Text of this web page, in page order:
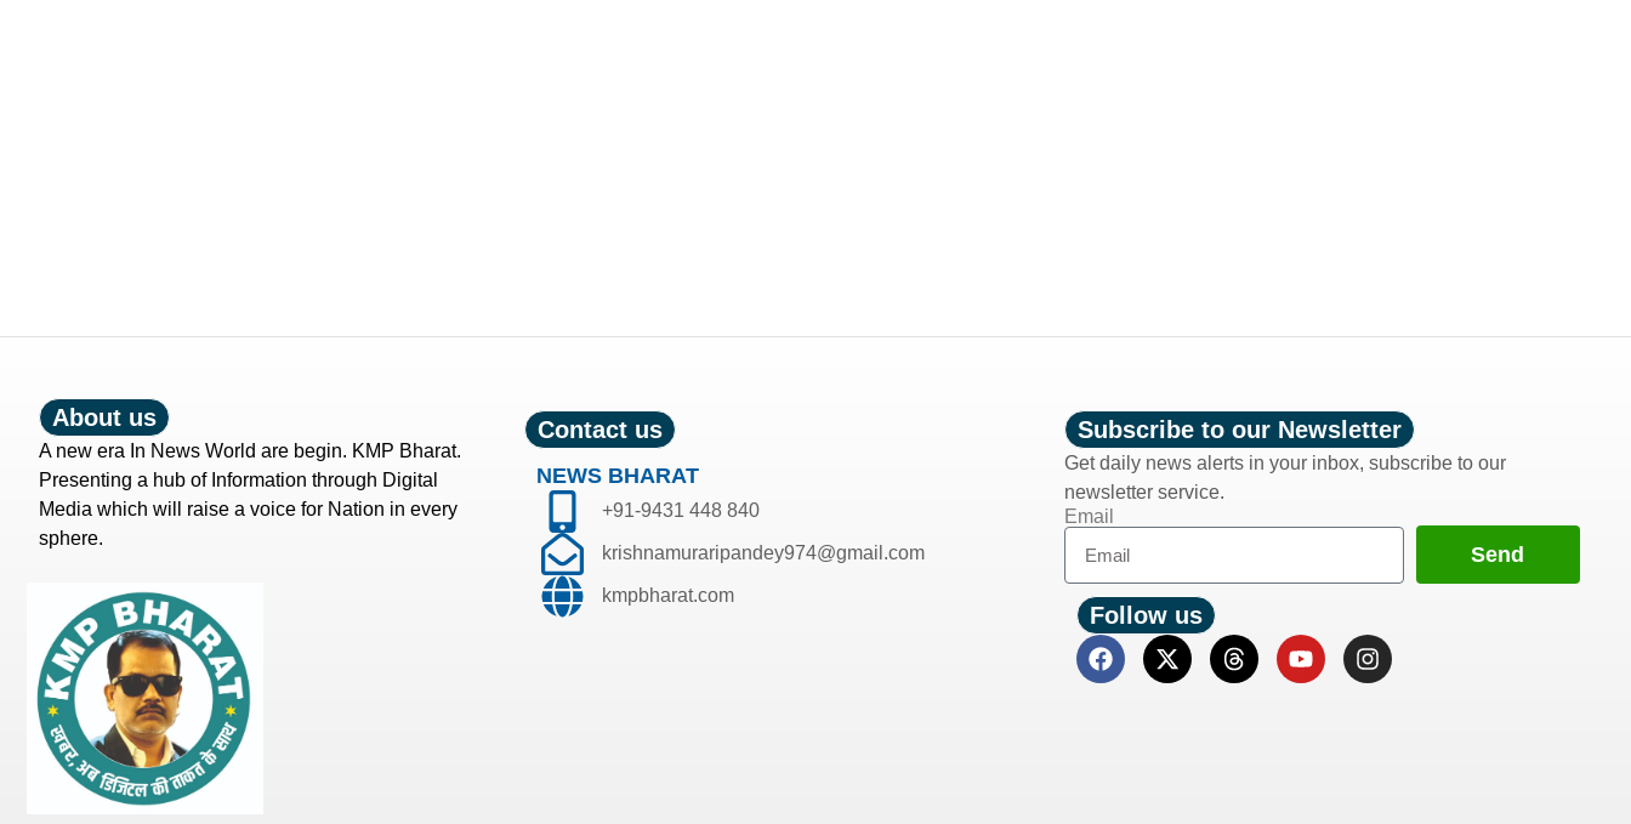
About us
A new era In News World are begin. KMP Bharat.
Presenting a hub of Information through Digital
Media which will raise a voice for Nation in every
sphere.
Contact us
NEWS BHARAT
+91-9431 448 840
krishnamuraripandey974@gmail.com
kmpbharat.com
Subscribe to our Newsletter
Get daily news alerts in your inbox, subscribe to our
newsletter service.
Email
Send
Follow us